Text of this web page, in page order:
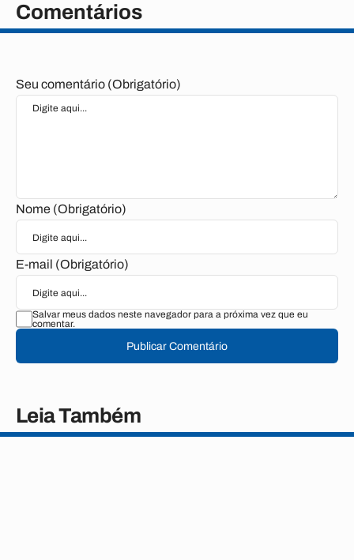
Comentários
Seu comentário (Obrigatório)
Nome (Obrigatório)
E-mail (Obrigatório)
Salvar meus dados neste navegador para a próxima vez que eu
comentar.
Publicar Comentário
Leia Também